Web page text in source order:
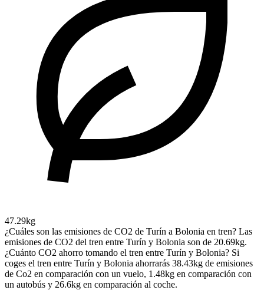
47.29kg
¿Cuáles son las emisiones de CO2 de Turín a Bolonia en tren? Las
emisiones de CO2 del tren entre Turín y Bolonia son de 20.69kg.
¿Cuánto CO2 ahorro tomando el tren entre Turín y Bolonia? Si
coges el tren entre Turín y Bolonia ahorrarás 38.43kg de emisiones
de Co2 en comparación con un vuelo, 1.48kg en comparación con
un autobús y 26.6kg en comparación al coche.